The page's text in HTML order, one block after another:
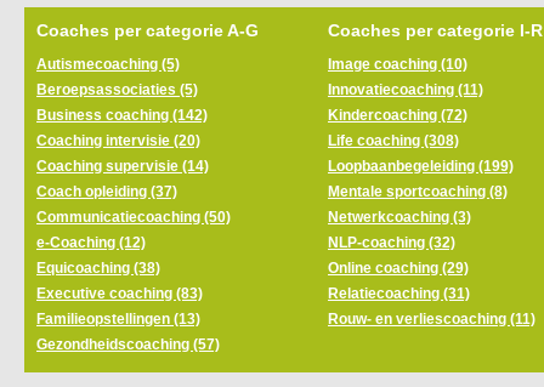
Coaches per categorie A-G
Autismecoaching (5)
Beroepsassociaties (5)
Business coaching (142)
Coaching intervisie (20)
Coaching supervisie (14)
Coach opleiding (37)
Communicatiecoaching (50)
e-Coaching (12)
Equicoaching (38)
Executive coaching (83)
Familieopstellingen (13)
Gezondheidscoaching (57)
Coaches per categorie I-R
Image coaching (10)
Innovatiecoaching (11)
Kindercoaching (72)
Life coaching (308)
Loopbaanbegeleiding (199)
Mentale sportcoaching (8)
Netwerkcoaching (3)
NLP-coaching (32)
Online coaching (29)
Relatiecoaching (31)
Rouw- en verliescoaching (11)